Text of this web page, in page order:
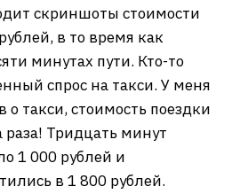
скриншоты стоимости
в то время как
минутах пути. Кто-то
спрос на такси. У меня
о такси, стоимость поездки
раза! Тридцать минут
1 000 рублей и
в 1 800 рублей.